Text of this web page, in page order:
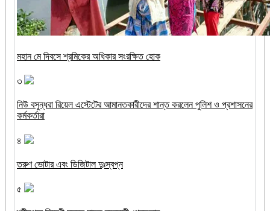
মহান মে দিবসে শ্রমিকের অধিকার সংরক্ষিত হোক
৩
নিউ বসুন্ধরা রিয়েল এস্টেটের আমানতকারীদের শান্ত করলেন পুলিশ ও প্রশাসনের
কর্মকর্তারা
৪
তরুণ ভোটার এবং ডিজিটাল দুঃস্বপ্ন
৫